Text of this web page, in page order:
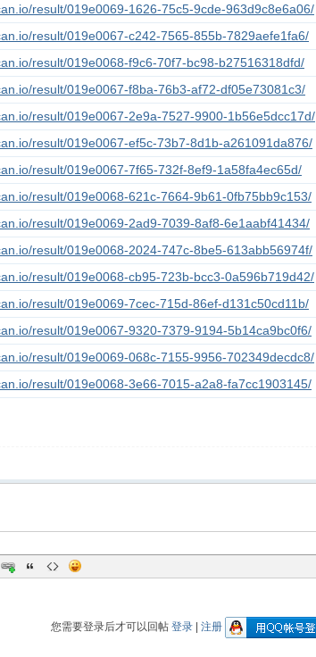
result/019e0069-1626-75c5-9cde-963d9c8e6a06/
result/019e0067-c242-7565-855b-7829aefe1fa6/
result/019e0068-f9c6-70f7-bc98-b27516318dfd/
result/019e0067-f8ba-76b3-af72-df05e73081c3/
result/019e0067-2e9a-7527-9900-1b56e5dcc17d/
result/019e0067-ef5c-73b7-8d1b-a261091da876/
result/019e0067-7f65-732f-8ef9-1a58fa4ec65d/
result/019e0068-621c-7664-9b61-0fb75bb9c153/
result/019e0069-2ad9-7039-8af8-6e1aabf41434/
result/019e0068-2024-747c-8be5-613abb56974f/
result/019e0068-cb95-723b-bcc3-0a596b719d42/
result/019e0069-7cec-715d-86ef-d131c50cd11b/
result/019e0067-9320-7379-9194-5b14ca9bc0f6/
result/019e0069-068c-7155-9956-702349decdc8/
result/019e0068-3e66-7015-a2a8-fa7cc1903145/
您需要登录后才可以回帖 登录 注册